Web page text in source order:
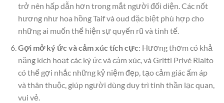
trở nên hấp dẫn hơn trong mắt người đối diện. Các nốt
hương như hoa hồng Taif và oud đặc biệt phù hợp cho
những ai muốn thể hiện sự quyến rũ và tinh tế.
Gợi mở ký ức và cảm xúc tích cực: Hương thơm có khả
năng kích hoạt các ký ức và cảm xúc, và Gritti Privé Rialto
có thể gợi nhắc những kỷ niệm đẹp, tạo cảm giác ấm áp
và thân thuộc, giúp người dùng duy trì tinh thần lạc quan,
vui vẻ.